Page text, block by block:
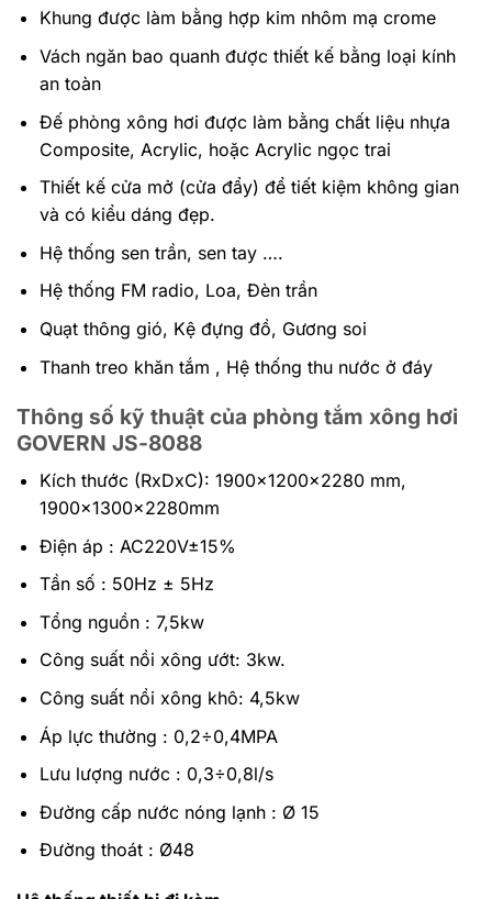
Khung được làm bằng hợp kim nhôm mạ crome
Vách ngăn bao quanh được thiết kế bằng loại kính
an toàn
Đế phòng xông hơi được làm bằng chất liệu nhựa
Composite, Acrylic, hoặc Acrylic ngọc trai
Thiết kế cửa mở (cửa đẩy) để tiết kiệm không gian
và có kiểu dáng đẹp.
Hệ thống sen trần, sen tay ….
Hệ thống FM radio, Loa, Đèn trần
Quạt thông gió, Kệ đựng đồ, Gương soi
Thanh treo khăn tắm , Hệ thống thu nước ở đáy
Thông số kỹ thuật của phòng tắm xông hơi
GOVERN JS-8088
Kích thước (RxDxC): 1900x1200x2280 mm,
1900x1300x2280mm
Điện áp : AC220V±15%
Tần số : 50Hz ± 5Hz
Tổng nguồn : 7,5kw
Công suất nồi xông ướt: 3kw.
Công suất nồi xông khô: 4,5kw
Áp lực thường : 0,2÷0,4MPA
Lưu lượng nước : 0,3÷0,8l/s
Đường cấp nước nóng lạnh : Ø 15
Đường thoát : Ø48